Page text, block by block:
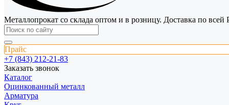
Металлопрокат со склада оптом и в розницу. Доставка по всей
Прайс
+7 (843) 212-21-83
Заказать звонок
Каталог
Оцинкованный металл
Арматура